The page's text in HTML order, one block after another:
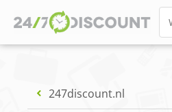
247discount.nl